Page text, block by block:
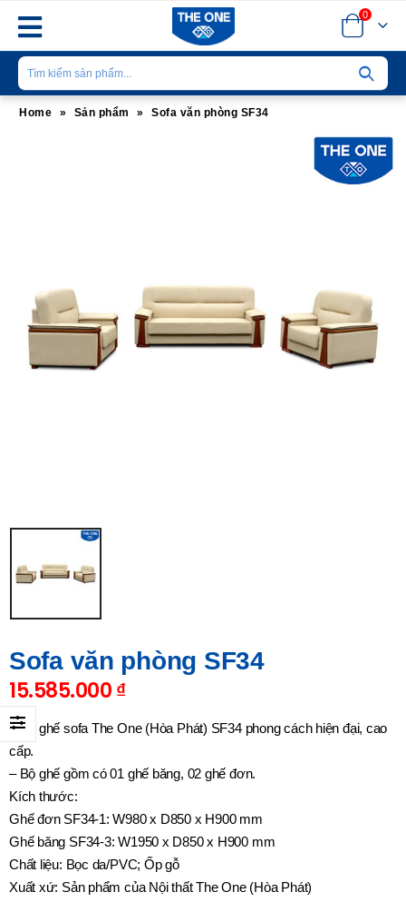
0
Home » Sản phẩm » Sofa văn phòng SF34
Sofa văn phòng SF34
15.585.000₫
– Bộ ghế sofa The One (Hòa Phát) SF34 phong cách hiện đại, cao
cấp.
– Bộ ghế gồm có 01 ghế băng, 02 ghế đơn.
Kích thước:
Ghế đơn SF34-1: W980 x D850 x H900 mm
Ghế băng SF34-3: W1950 x D850 x H900 mm
Chất liệu: Bọc da/PVC; Ốp gỗ
Xuất xứ: Sản phẩm của Nội thất The One (Hòa Phát)